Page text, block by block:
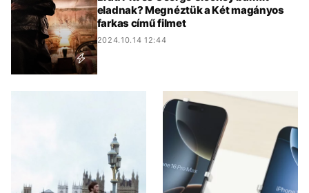
eladnak? Megnéztük a Két magányos
farkas című filmet
2024.10.14 12:44